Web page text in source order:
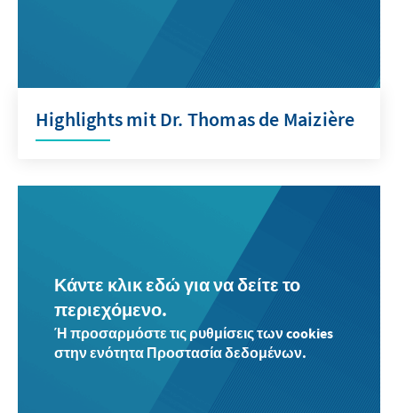
Highlights mit Dr. Thomas de Maizière
Κάντε κλικ εδώ για να δείτε το
περιεχόμενο.
Ή προσαρμόστε τις ρυθμίσεις των cookies
στην ενότητα Προστασία δεδομένων.